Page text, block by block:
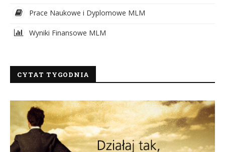
Prace Naukowe i Dyplomowe MLM
Wyniki Finansowe MLM
CYTAT TYGODNIA